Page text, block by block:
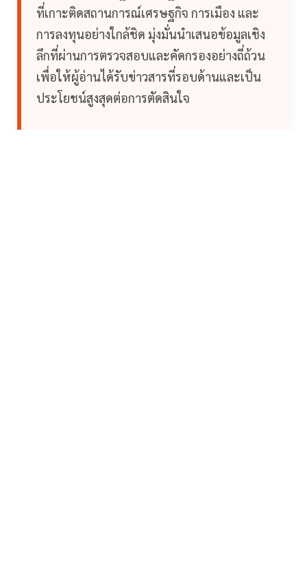
ที่เกาะติดสถานการณ์เศรษฐกิจ การเมือง และ
การลงทุนอย่างใกล้ชิด มุ่งมั่นนำเสนอข้อมูลเชิง
ลึกที่ผ่านการตรวจสอบและคัดกรองอย่างถี่ถ้วน
เพื่อให้ผู้อ่านได้รับข่าวสารที่รอบด้านและเป็น
ประโยชน์สูงสุดต่อการตัดสินใจ